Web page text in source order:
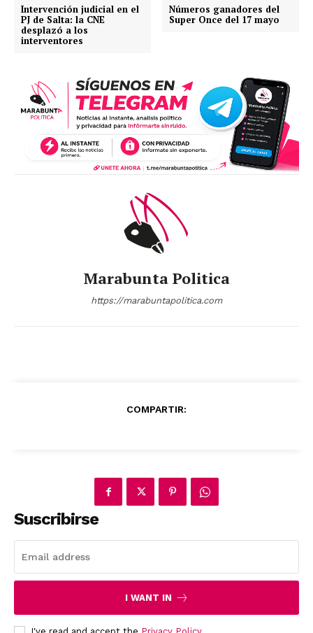
Intervención judicial en el
PJ de Salta: la CNE
desplazó a los
interventores
Números ganadores del
Super Once del 17 mayo
Marabunta Politica
https://marabuntapolitica.com
COMPARTIR:
Suscribirse
I WANT IN